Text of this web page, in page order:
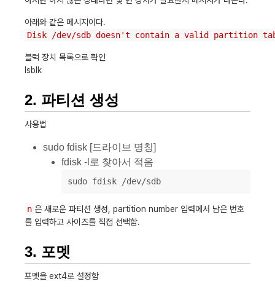
아래와 같은 메시지이다.
Disk /dev/sdb doesn't contain a valid partition
블럭 장치 목록으로 확인
lsblk
2. 파티션 생성
사용법
sudo fdisk [드라이브 명칭]
fdisk -l로 찾아서 적음
n 은 새로운 파티션 생성, partition number 입력에서 남은 번호
를 입력하고 사이즈를 직접 선택함.
3. 포멧
포멧을 ext4로 설정함